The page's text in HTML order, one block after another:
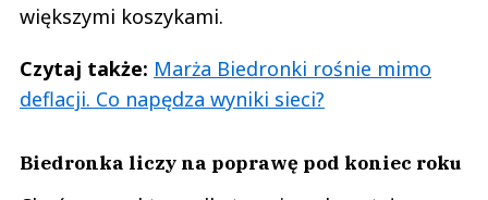
większymi koszykami.
Czytaj także: Marża Biedronki rośnie mimo
deflacji. Co napędza wyniki sieci?
Biedronka liczy na poprawę pod koniec roku